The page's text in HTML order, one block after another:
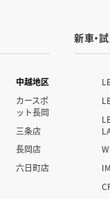
中越地区
カースポ
ット長岡
三条店
長岡店
六日町店
新車・